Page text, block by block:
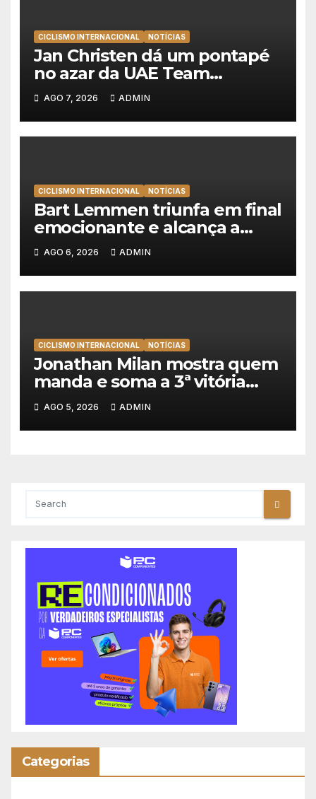
CICLISMO INTERNACIONAL NOTÍCIAS
Jan Christen dá um pontapé
no azar da UAE Team
Emirates e vence na Volta a
Polónia
AGO 7, 2026 ADMIN
CICLISMO INTERNACIONAL NOTÍCIAS
Bart Lemmen triunfa em final
emocionante e alcança a
primeira vitória da carreira na
Volta à Polónia
AGO 6, 2026 ADMIN
CICLISMO INTERNACIONAL NOTÍCIAS
Jonathan Milan mostra quem
manda e soma a 3ª vitória
consecutiva na Volta a
Polónia
AGO 5, 2026 ADMIN
Categorias